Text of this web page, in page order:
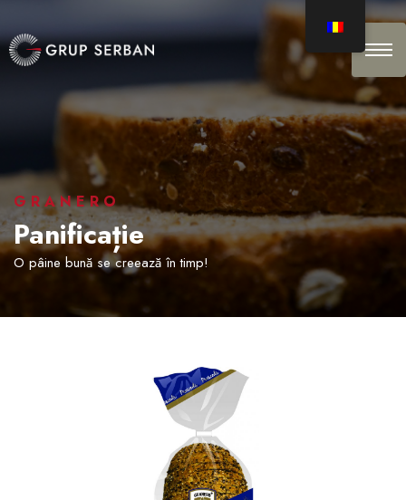
GRANERO
Panificație
O pâine bună se creează în timp!